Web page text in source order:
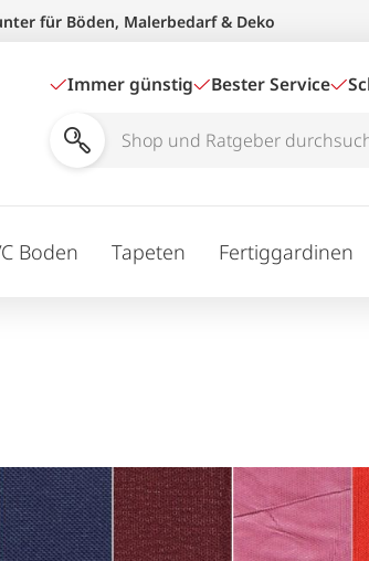
für Böden, Malerbedarf & Deko
Immer günstig Bester Service
Shop
durchsuchen
Boden Tapeten Fertiggardinen